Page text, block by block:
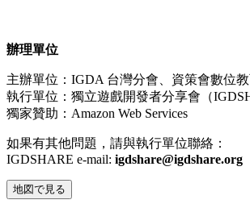
辦理單位
主辦單位：IGDA 台灣分會、資策會數位
執行單位：獨立遊戲開發者分享會（
獨家贊助：Amazon Web Services
如果有其他問題，請與執行單位聯絡：
IGDSHARE e-mail: igdshare@igdshare.org
地図で見る